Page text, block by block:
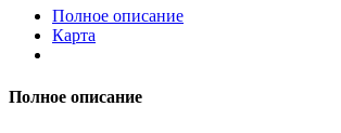
Полное описание
Карта
Полное описание